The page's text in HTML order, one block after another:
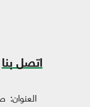
اتصل بنا
العنوان: